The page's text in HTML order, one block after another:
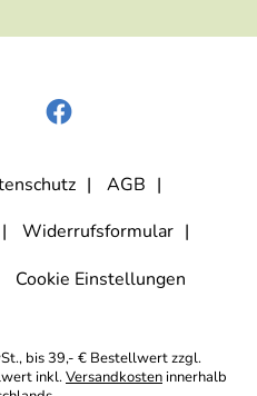
wird in anonymer Form
Newsletters anklicke oder die
deaktiviere. Die
Kenntnis genommen.
AGB
Widerrufsformular
Cookie Einstellungen
bis 39,- € Bestellwert zzgl.
inkl.Versandkosten innerhalb